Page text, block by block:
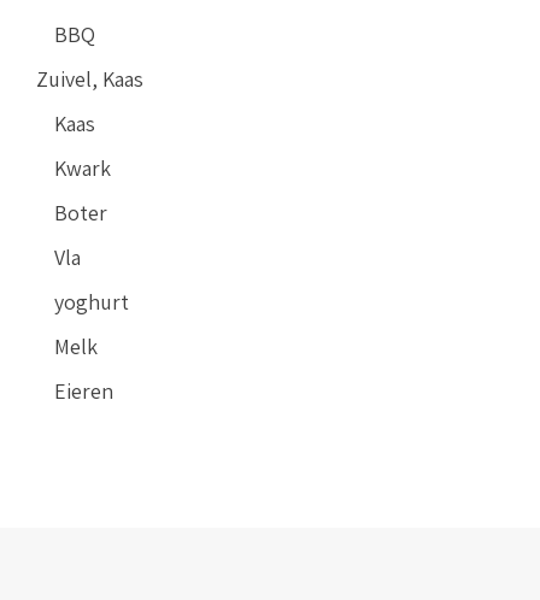
BBQ
Zuivel, Kaas
Kaas
Kwark
Boter
Vla
yoghurt
Melk
Eieren